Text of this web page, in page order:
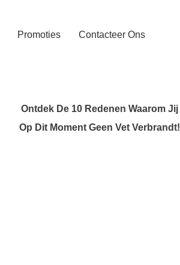
Promoties Contacteer Ons
Ontdek De 10 Redenen Waarom Jij
Op Dit Moment Geen Vet Verbrandt!